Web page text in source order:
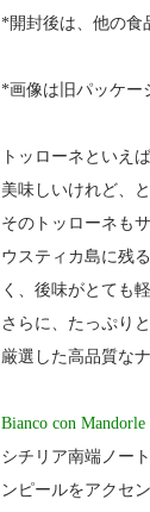
*開封後は、他の食
*画像は旧パッケー
トッローネといえ
美味しいけれど、
そのトッローネも
ウスティカ島に残
く、後味がとても軽
さらに、たっぷり
厳選した高品質な
Bianco con
シチリア南端ノー
ンピールをアクセ